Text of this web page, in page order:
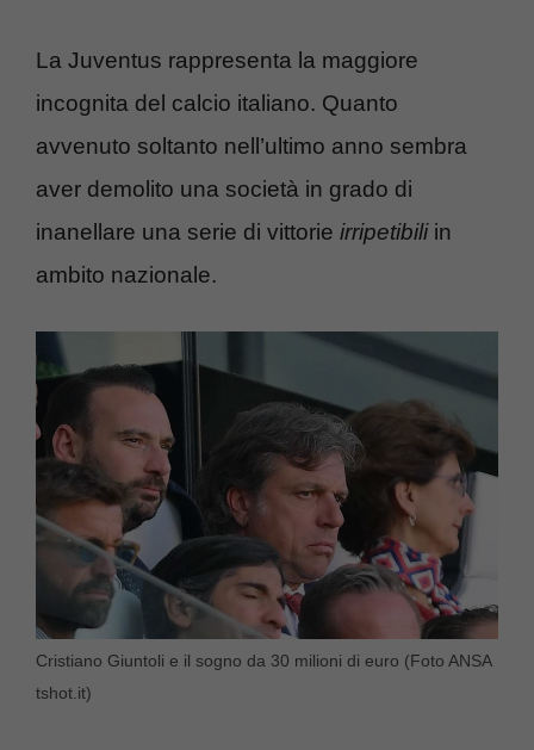
La Juventus rappresenta la maggiore
incognita del calcio italiano. Quanto
avvenuto soltanto nell’ultimo anno sembra
aver demolito una società in grado di
inanellare una serie di vittorie irripetibiliin
ambito nazionale.
Cristiano Giuntoli e il sogno da 30 milioni di euro (Foto ANSA
tshot.it)